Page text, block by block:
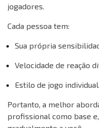
jogadores.
Cada pessoa tem:
Sua própria
Velocidade de reação
Estilo de jogo individual.
Portanto, a melhor
profissional como base